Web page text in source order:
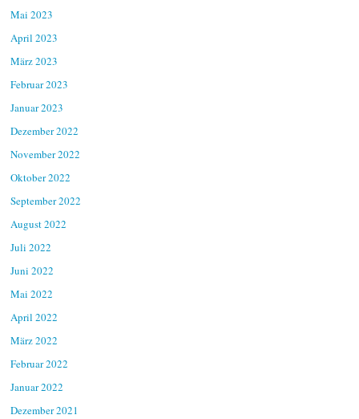
Mai 2023
April 2023
März 2023
Februar 2023
Januar 2023
Dezember 2022
November 2022
Oktober 2022
September 2022
August 2022
Juli 2022
Juni 2022
Mai 2022
April 2022
März 2022
Februar 2022
Januar 2022
Dezember 2021